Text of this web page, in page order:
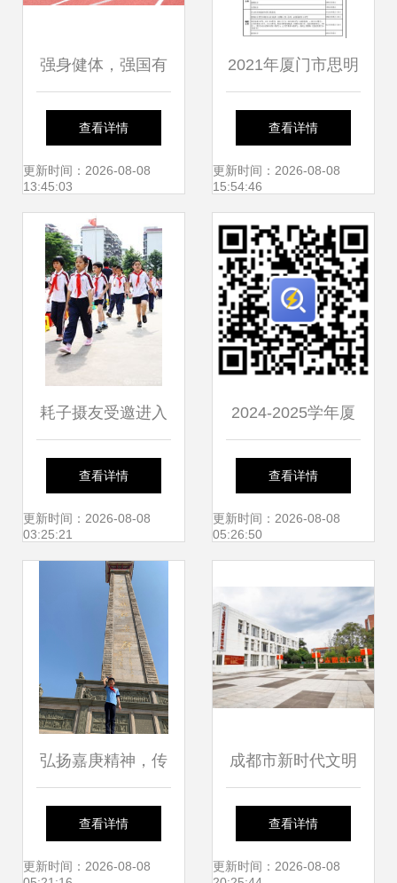
强身健体，强国有
我——记厦门市仙
岳小学第二十一届
田径运动会
查看详情
更新时间：2026-08-08
13:45:03
2021年厦门市思明
区小学划片招生一
览表 厦门市仙岳小
学学区范围详解
查看详情
更新时间：2026-08-08
15:54:46
耗子摄友受邀进入
仙岳小学 实拍不一
样的六一节 厦门市
仙岳小学
查看详情
更新时间：2026-08-08
03:25:21
2024-2025学年厦
门市仙岳小学校外
供餐单位遴选结果
查看详情
更新时间：2026-08-08
05:26:50
弘扬嘉庚精神，传
承红色基因——厦
门市仙岳小学在行
查看详情
更新时间：2026-08-08
成都市新时代文明
实践精品范例丨用
好红色资源 唱好文
查看详情
更新时间：2026-08-08